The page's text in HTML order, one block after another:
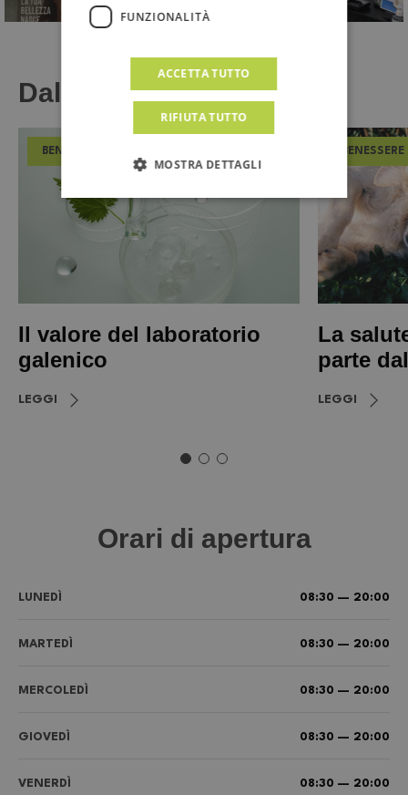
Dal Magazine
BENESSERE
Il valore del laboratorio
galenico
LEGGI
BENESSERE
La
parte
LEGGI
Orari di apertura
LUNEDÌ 08:30 — 20:00
MARTEDÌ 08:30 — 20:00
MERCOLEDÌ 08:30 — 20:00
GIOVEDÌ 08:30 — 20:00
VENERDÌ 08:30 — 20:00
FUNZIONALITÀ
ACCETTA TUTTO
RIFIUTA TUTTO
MOSTRA DETTAGLI